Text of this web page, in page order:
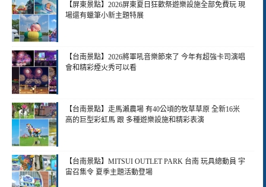
【屏東景點】2026屏東夏日狂歡祭遊樂設施全部免費玩 現
場還有蠟筆小新主題特展
【台南景點】2026將軍吼音樂節來了 今年有超強卡司演唱
會和精彩煙火秀可以看
【台南景點】走馬瀨農場 有40公頃的牧草草原 全新16米
高的巨型彩虹馬 跟 多種遊樂設施和精彩表演
【台南景點】MITSUI OUTLET PARK 台南 玩具總動員 宇
宙召集令 夏季主題活動登場